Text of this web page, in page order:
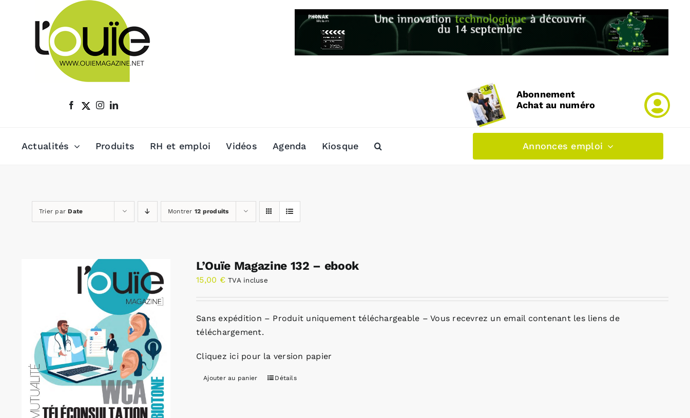
Abonnement
Achat au numéro
Actualités Produits RH et emploi Vidéos Agenda Kiosque Annonces emploi
Trier parDate Montrer 12 produits
L’Ouïe Magazine 132 – ebook
15,00 € TVA incluse
Sans expédition – Produit uniquement téléchargeable – Vous recevrez un email contenant les liens de
téléchargement.
Cliquez ici pour la version papier
Ajouter au panier Détails